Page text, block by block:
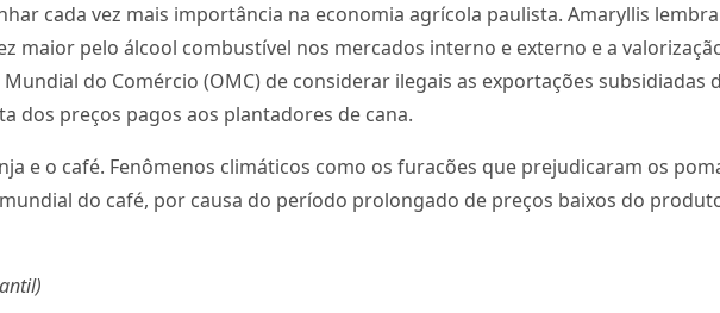
cada vez mais importância na economia agrícola paulista. Amaryllis
maior pelo álcool combustível nos mercados interno e externo e a
do Comércio (OMC) de considerar ilegais as exportações
dos preços pagos aos plantadores de cana.
e o café. Fenômenos climáticos como os furacões que prejudicaram os
do café, por causa do período prolongado de preços baixos do